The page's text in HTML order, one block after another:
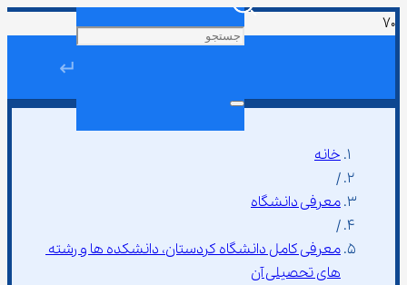
↵
خانه
/
معرفی دانشگاه
/
معرفی کامل دانشگاه کردستان، دانشکده ها و رشته
های تحصیلی آن